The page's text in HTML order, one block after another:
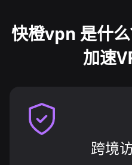
快橙vpn 是什
加速
跨境